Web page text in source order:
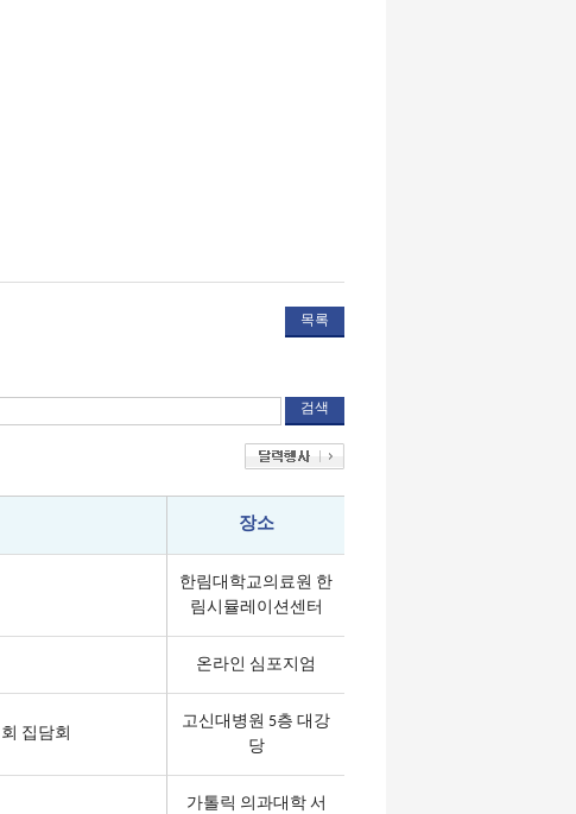
목록
장소
한림대학교의료원 한
림시뮬레이션센터
온라인 심포지엄
집담회
고신대병원 5층 대강
당
가톨릭 의과대학 서